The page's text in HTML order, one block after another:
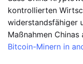
kontrollierten
widerstandsfähiger
Maßnahmen Chinas
Bitcoin-Minern in